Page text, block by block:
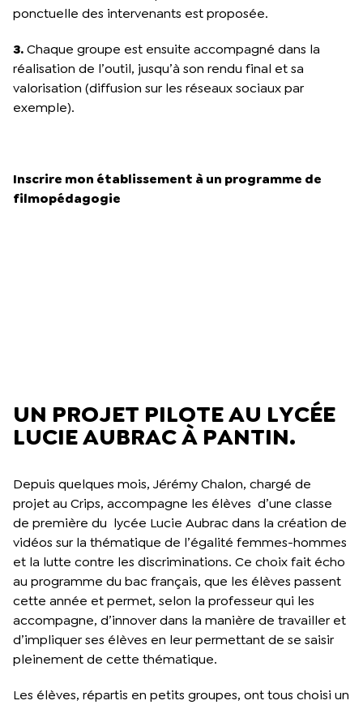
ponctuelle des intervenants est proposée.
3.Chaque groupe est ensuite accompagné dans la
réalisation de l’outil, jusqu’à son rendu final et sa
valorisation (diffusion sur les réseaux sociaux par
exemple).
Inscrire mon établissement à un programme de
filmopédagogie
UN PROJET PILOTE AU LYCÉE
LUCIE AUBRAC À PANTIN.
Depuis quelques mois, Jérémy Chalon, chargé de
projet au Crips, accompagne les élèves d’une classe
de première du lycée Lucie Aubrac dans la création de
vidéos sur la thématique de l’égalité femmes-hommes
et la lutte contre les discriminations. Ce choix fait écho
au programme du bac français, que les élèves passent
cette année et permet, selon la professeur qui les
accompagne, d’innover dans la manière de travailler et
d’impliquer ses élèves en leur permettant de se saisir
pleinement de cette thématique.
Les élèves, répartis en petits groupes, ont tous choisi un